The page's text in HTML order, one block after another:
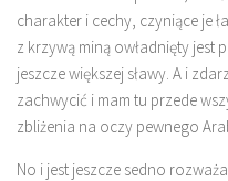
charakter i cechy, czyniące je
z krzywą miną owładnięty jest
jeszcze większej sławy. A i
zachwycić i mam tu przede
zbliżenia na oczy pewnego
No i jest jeszcze sedno